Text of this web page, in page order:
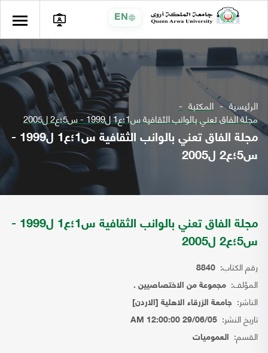
EN
الرئيسية المكتبة
مجلة الفاق تعني بالوانب الثقافية س1؛ع1 ل1999 - س5؛ع2 ل2005
مجلة الفاق تعني بالوانب الثقافية س1؛ع1 ل1999 -
س5؛ع2 ل2005
مجلة الفاق تعني بالوانب الثقافية س1؛ع1 ل1999 -
س5؛ع2 ل2005
رقم الكتاب: 8840
المؤلف: مجموعة من الاختصاصيين .
الناشر: جامعة الزرقاء الاهلية [الاردن]
تاريخ النشر: 29/06/05 12:00:00 AM
القسم: العموميات